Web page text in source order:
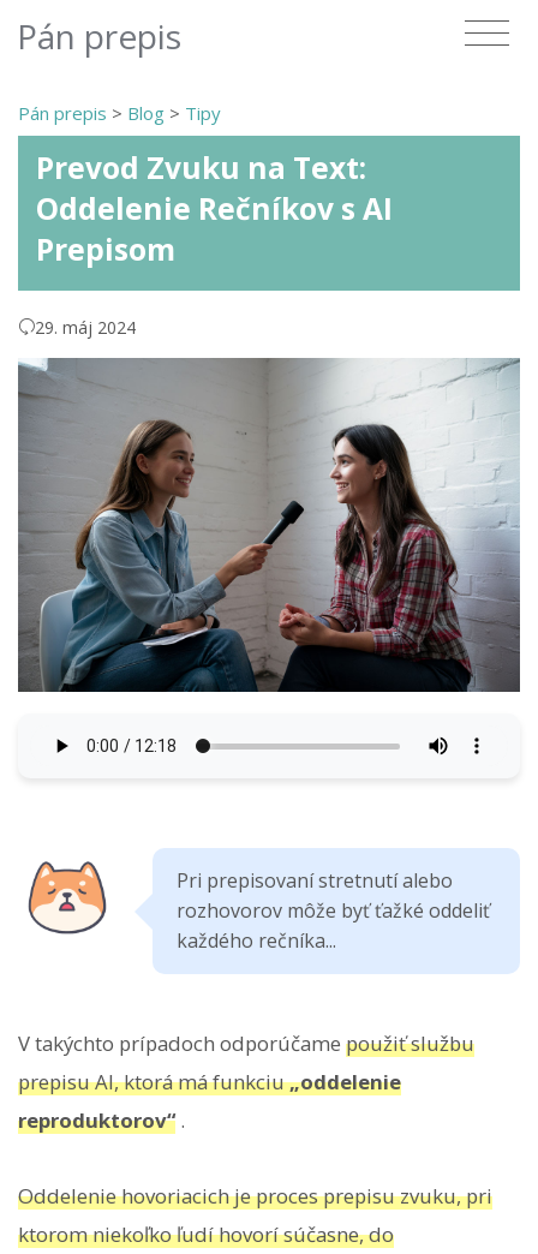
Pán prepis
Pán prepis > Blog > Tipy
Prevod Zvuku na Text:
Oddelenie Rečníkov s AI
Prepisom
29. máj 2024
Pri prepisovaní stretnutí alebo
rozhovorov môže byť ťažké oddeliť
každého rečníka...
V takýchto prípadoch odporúčame použiť službu
prepisu AI, ktorá má funkciu„oddelenie
reproduktorov“.
Oddelenie hovoriacich je proces prepisu zvuku, pri
ktorom niekoľko ľudí hovorí súčasne, do